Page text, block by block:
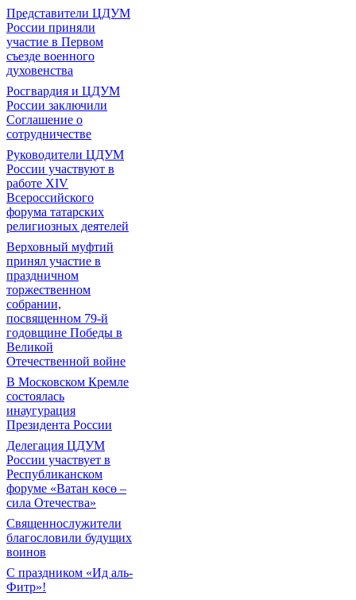
Представители ЦДУМ
России приняли
участие в Первом
съезде военного
духовенства
Росгвардия и ЦДУМ
России заключили
Соглашение о
сотрудничестве
Руководители ЦДУМ
России участвуют в
работе XIV
Всероссийского
форума татарских
религиозных деятелей
Верховный муфтий
принял участие в
праздничном
торжественном
собрании,
посвященном 79-й
годовщине Победы в
Великой
Отечественной войне
В Московском Кремле
состоялась
инаугурация
Президента России
Делегация ЦДУМ
России участвует в
Республиканском
форуме «Ватан көсө –
сила Отечества»
Священнослужители
благословили будущих
воинов
С праздником «Ид аль-
Фитр»!